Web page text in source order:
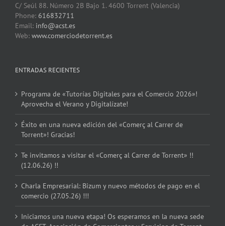
C/ Seúl 88. Número 2B Bajo 1. 4600 Torrent (Valencia)
Phone: 616832711
Email: info@acst.es
Web: www.comerciodetorrent.es
ENTRADAS RECIENTES
Programa de «Tutorías Digitales para el Comercio 2026»!
Aprovecha el Verano y Digitalízate!
Éxito en una nueva edición del «Comerç al Carrer de
Torrent»! Gracias!
Te invitamos a visitar el «Comerç al Carrer de Torrent» !!
(12.06.26) !!
Charla Empresarial: Bizum y nuevo métodos de pago en el
comercio (27.05.26) !!!
Iniciamos una nueva etapa! Os esperamos en la nueva sede